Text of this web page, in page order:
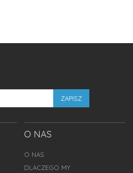
ZAPISZ
O NAS
O NAS
DLACZEGO MY